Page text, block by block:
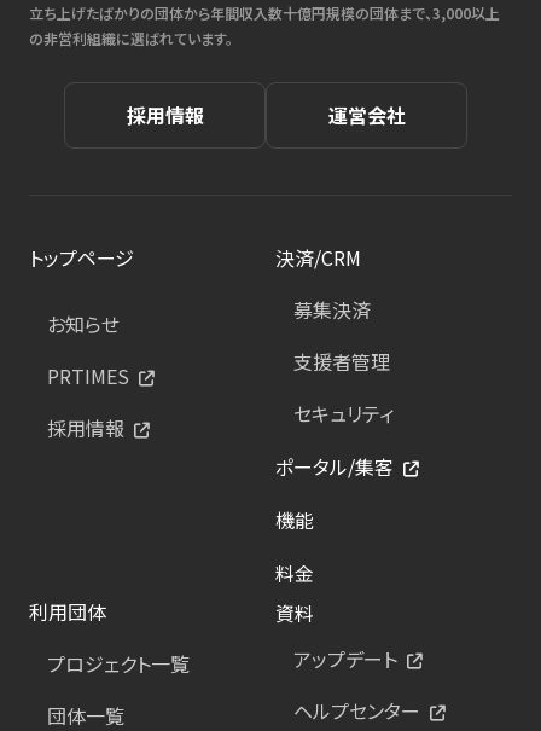
立ち上げたばかりの団体から年間収入数十億円規模の団体まで、3,000以上
の非営利組織に選ばれています。
採用情報 運営会社
トップページ
お知らせ
PRTIMES
採用情報
決済/CRM
募集決済
支援者管理
セキュリティ
ポータル/集客
機能
料金
利用団体
プロジェクト一覧
団体一覧
資料
アップデート
ヘルプセンター